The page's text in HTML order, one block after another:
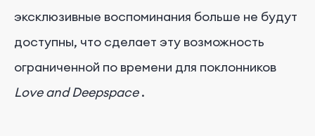
эксклюзивные воспоминания больше не будут
доступны, что сделает эту возможность
ограниченной по времени для поклонников
Love and Deepspace .